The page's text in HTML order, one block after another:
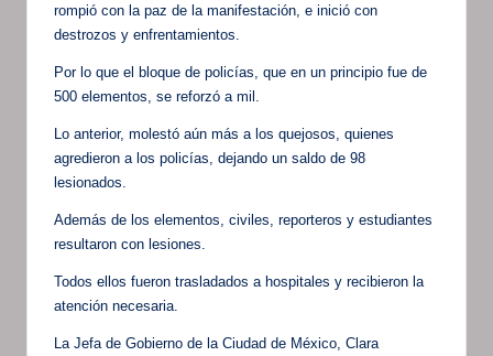
rompió con la paz de la manifestación, e inició con
destrozos y enfrentamientos.
Por lo que el bloque de policías, que en un principio fue de
500 elementos, se reforzó a mil.
Lo anterior, molestó aún más a los quejosos, quienes
agredieron a los policías, dejando un saldo de 98
lesionados.
Además de los elementos, civiles, reporteros y estudiantes
resultaron con lesiones.
Todos ellos fueron trasladados a hospitales y recibieron la
atención necesaria.
La Jefa de Gobierno de la Ciudad de México, Clara